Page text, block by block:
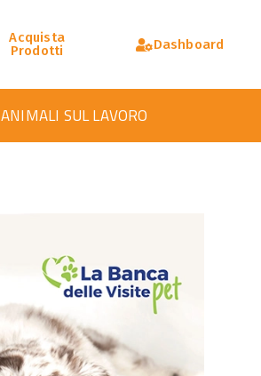
Acquista
Prodotti
Dashboard
ANIMALI SUL LAVORO